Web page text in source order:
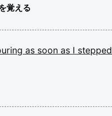
覚える
as soon as I stepped